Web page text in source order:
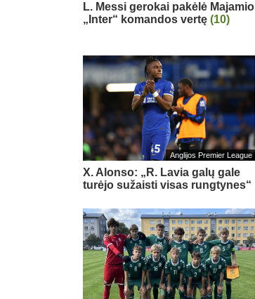
L. Messi gerokai pakėlė Majamio
„Inter“ komandos vertę (10)
Anglijos Premier League
X. Alonso: „R. Lavia galų gale
turėjo sužaisti visas rungtynes“